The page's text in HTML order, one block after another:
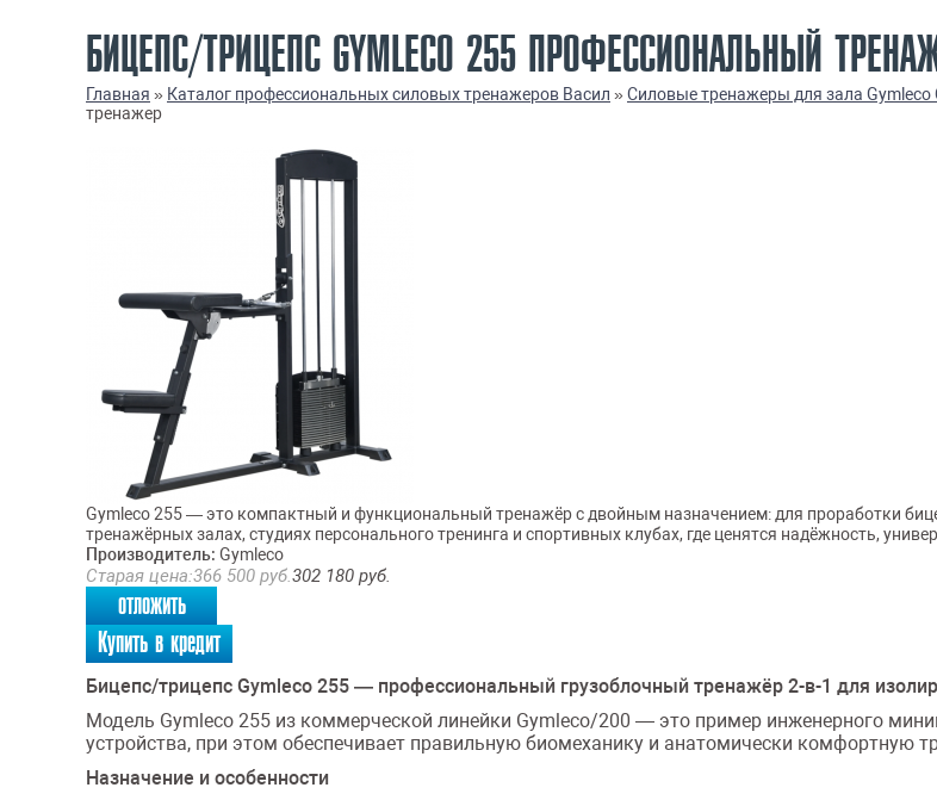
БИЦЕПС/ТРИЦЕПС GYMLECO 255 ПРОФЕССИОНАЛЬНЫЙ
Главная » Каталог профессиональных силовых тренажеров Васил »Силовые тренажеры для зала Gymleco
тренажер
Gymleco 255 — это компактный и функциональный тренажёр с двойным назначением: для проработки
тренажёрных залах, студиях персонального тренинга и спортивных клубах, где ценятся надёжность,
Производитель: Gymleco
Старая цена:366 500 руб.302 180 руб.
отложить
Купить в кредит
Бицепс/трицепс Gymleco 255 — профессиональный грузоблочный тренажёр 2-в-1 для
Модель Gymleco 255 из коммерческой линейки Gymleco/200 — это пример инженерного
устройства, при этом обеспечивает правильную биомеханику и анатомически комфортную
Назначение и особенности